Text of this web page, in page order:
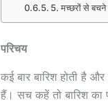
5. मच्छरों से
परिचय
कई बार बारिश होती है
हैं। सच कहें तो बारिश का